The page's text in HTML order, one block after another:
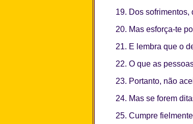
19. Dos
20. Mas esforça-te
21. E lembra que o
22. O que as
23. Portanto, não
24. Mas se forem
25. Cumpre